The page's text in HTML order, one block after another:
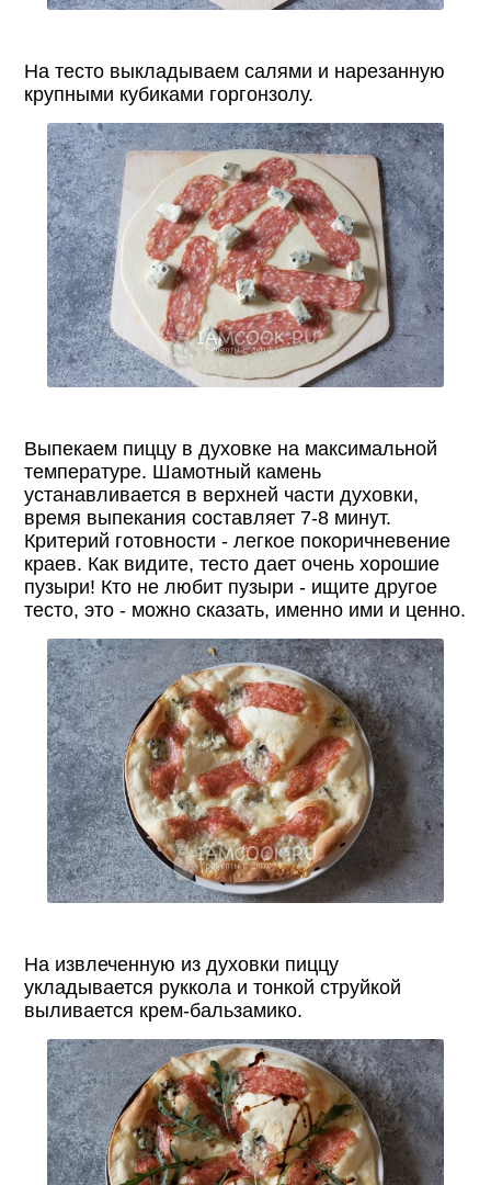
На тесто выкладываем салями и нарезанную
крупными кубиками горгонзолу.
Выпекаем пиццу в духовке на максимальной
температуре. Шамотный камень
устанавливается в верхней части духовки,
время выпекания составляет 7-8 минут.
Критерий готовности - легкое покоричневение
краев. Как видите, тесто дает очень хорошие
пузыри! Кто не любит пузыри - ищите другое
тесто, это - можно сказать, именно ими и ценно.
На извлеченную из духовки пиццу
укладывается руккола и тонкой струйкой
выливается крем-бальзамико.